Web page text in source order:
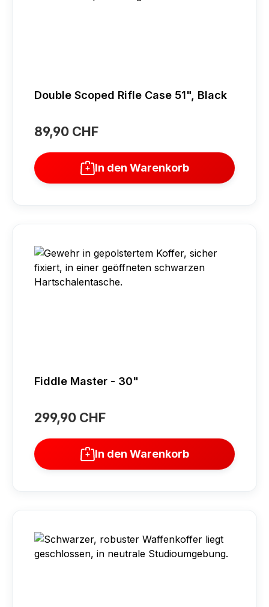
Double Scoped Rifle Case 51", Black
Regulärer Preis:
89,90 CHF
In den Warenkorb
Fiddle Master - 30"
Regulärer Preis:
299,90 CHF
In den Warenkorb